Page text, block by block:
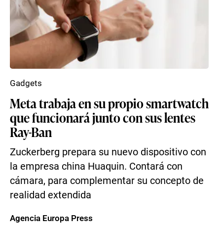
Meta trabaja en su propio smartwatch
que funcionará junto con sus lentes
Ray-Ban
Zuckerberg prepara su nuevo dispositivo con
la empresa china Huaquin. Contará con
cámara, para complementar su concepto de
realidad extendida
Gadgets
Agencia Europa Press